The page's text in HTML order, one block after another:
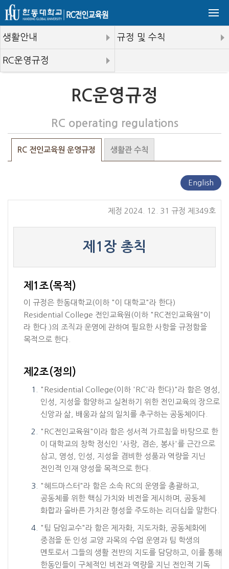
생활안내 규정 및 수칙
RC운영규정
RC운영규정
RC operating regulations
RC 전인교육원 운영규정 생활관 수칙
English
제정 2024. 12. 31 규정 제349호
제1장 총칙
제1조(목적)
이 규정은 한동대학교(이하 "이 대학교"라 한다)
Residential College 전인교육원(이하 "RC전인교육원"이
라 한다.)의 조직과 운영에 관하여 필요한 사항을 규정함을
목적으로 한다.
제2조(정의)
"Residential College(이하 'RC'라 한다)"라 함은 영성,
인성, 지성을 함양하고 실천하기 위한 전인교육의 장으로
신앙과 삶, 배움과 삶의 일치를 추구하는 공동체이다.
"RC전인교육원"이라 함은 성서적 가르침을 바탕으로 한
이 대학교의 창학 정신인 '사랑, 겸손, 봉사'를 근간으로
삼고, 영성, 인성, 지성을 겸비한 성품과 역량을 지닌
전인적 인재 양성을 목적으로 한다.
"헤드마스터"라 함은 소속 RC의 운영을 총괄하고,
공동체를 위한 핵심 가치와 비전을 제시하며, 공동체
화합과 올바른 가치관 형성을 주도하는 리더십을 말한다.
"팀 담임교수"라 함은 제자화, 지도자화, 공동체화에
중점을 둔 인성 교양 과목의 수업 운영과 팀 학생의
멘토로서 그들의 생활 전반의 지도를 담당하고, 이를 통해
한동인들이 구체적인 비전과 역량을 지닌 전인적 기독